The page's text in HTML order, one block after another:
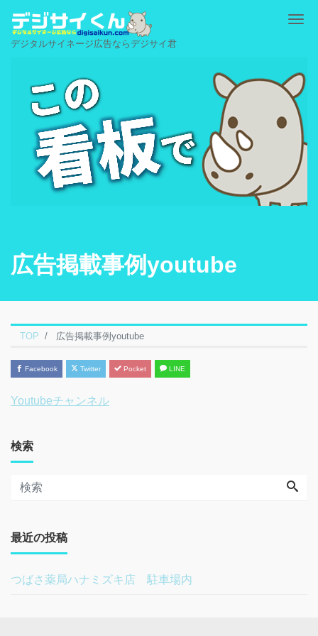
デジタルサイネージ広告ならデジサイ君
広告掲載事例youtube
TOP 広告掲載事例youtube
Facebook Twitter Pocket LINE
Youtubeチャンネル
検索
最近の投稿
つばさ薬局ハナミズキ店 駐車場内